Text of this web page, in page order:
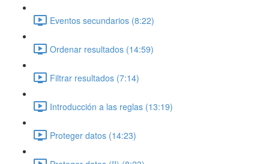
Eventos secundarios (8:22)
Ordenar resultados (14:59)
Filtrar resultados (7:14)
Introducción a las reglas (13:19)
Proteger datos (14:23)